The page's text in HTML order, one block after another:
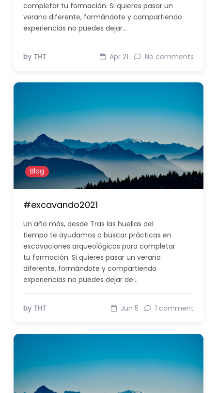
completar tu formación. Si quieres pasar un
verano diferente, formándote y compartiendo
experiencias no puedes dejar…
by THT Apr 21 No comments
Blog
#excavando2021
Un año más, desde Tras las huellas del
tiempo te ayudamos a buscar prácticas en
excavaciones arqueológicas para completar
tu formación. Si quieres pasar un verano
diferente, formándote y compartiendo
experiencias no puedes dejar de…
by THT Jun 5 1 comment